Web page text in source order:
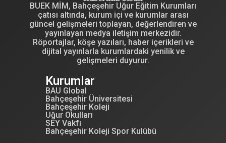
BUEK MİM, Bahçeşehir Uğur Eğitim Kurumları
çatısı altında, kurum içi ve kurumlar arası
güncel gelişmeleri toplayan, değerlendiren ve
yayınlayan medya iletişim merkezidir.
Röportajlar, köşe yazıları, haber içerikleri ve
dijital yayınlarla kurumlardaki yenilik ve
gelişmeleri duyurur.
Kurumlar
BAU Global
Bahçeşehir Üniversitesi
Bahçeşehir Koleji
Uğur Okulları
SEY Vakfı
Bahçeşehir Koleji Spor Kulübü